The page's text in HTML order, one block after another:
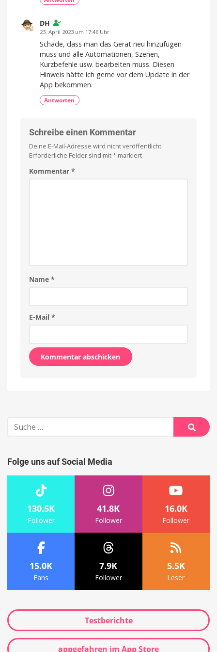
DH
23. April 2023 um 17:46 Uhr
Schade, dass man das Gerät neu hinzufügen
muss und alle Automationen, Szenen,
Kurzbefehle usw. bearbeiten muss. Diesen
Hinweis hätte ich gerne vor dem Update in der
App bekommen.
Antworten
Schreibe einen Kommentar
Deine E-Mail-Adresse wird nicht veröffentlicht.
Erforderliche Felder sind mit* markiert
Kommentar *
Name *
E-Mail *
Suche
nach:
Suche
Folge uns auf Social Media
130.5K
Follower
41.8K
Follower
16.0K
Follower
15.0K
Fans
7.9K
Follower
5.5K
Leser
Testberichte
appgefahren im App Store